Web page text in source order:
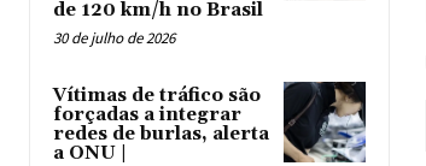
de 120 km/h no Brasil
30 de julho de 2026
Vítimas de tráfico são
forçadas a integrar
redes de burlas, alerta
a ONU |